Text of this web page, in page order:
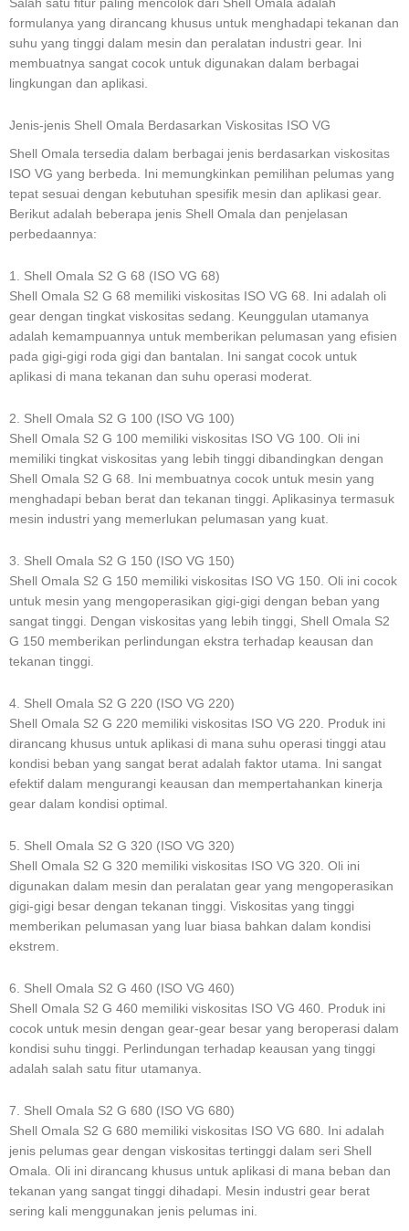
Salah satu fitur paling mencolok dari Shell Omala adalah
formulanya yang dirancang khusus untuk menghadapi tekanan dan
suhu yang tinggi dalam mesin dan peralatan industri gear. Ini
membuatnya sangat cocok untuk digunakan dalam berbagai
lingkungan dan aplikasi.
Jenis-jenis Shell Omala Berdasarkan Viskositas ISO VG
Shell Omala tersedia dalam berbagai jenis berdasarkan viskositas
ISO VG yang berbeda. Ini memungkinkan pemilihan pelumas yang
tepat sesuai dengan kebutuhan spesifik mesin dan aplikasi gear.
Berikut adalah beberapa jenis Shell Omala dan penjelasan
perbedaannya:
1. Shell Omala S2 G 68 (ISO VG 68)
Shell Omala S2 G 68 memiliki viskositas ISO VG 68. Ini adalah oli
gear dengan tingkat viskositas sedang. Keunggulan utamanya
adalah kemampuannya untuk memberikan pelumasan yang efisien
pada gigi-gigi roda gigi dan bantalan. Ini sangat cocok untuk
aplikasi di mana tekanan dan suhu operasi moderat.
2. Shell Omala S2 G 100 (ISO VG 100)
Shell Omala S2 G 100 memiliki viskositas ISO VG 100. Oli ini
memiliki tingkat viskositas yang lebih tinggi dibandingkan dengan
Shell Omala S2 G 68. Ini membuatnya cocok untuk mesin yang
menghadapi beban berat dan tekanan tinggi. Aplikasinya termasuk
mesin industri yang memerlukan pelumasan yang kuat.
3. Shell Omala S2 G 150 (ISO VG 150)
Shell Omala S2 G 150 memiliki viskositas ISO VG 150. Oli ini cocok
untuk mesin yang mengoperasikan gigi-gigi dengan beban yang
sangat tinggi. Dengan viskositas yang lebih tinggi, Shell Omala S2
G 150 memberikan perlindungan ekstra terhadap keausan dan
tekanan tinggi.
4. Shell Omala S2 G 220 (ISO VG 220)
Shell Omala S2 G 220 memiliki viskositas ISO VG 220. Produk ini
dirancang khusus untuk aplikasi di mana suhu operasi tinggi atau
kondisi beban yang sangat berat adalah faktor utama. Ini sangat
efektif dalam mengurangi keausan dan mempertahankan kinerja
gear dalam kondisi optimal.
5. Shell Omala S2 G 320 (ISO VG 320)
Shell Omala S2 G 320 memiliki viskositas ISO VG 320. Oli ini
digunakan dalam mesin dan peralatan gear yang mengoperasikan
gigi-gigi besar dengan tekanan tinggi. Viskositas yang tinggi
memberikan pelumasan yang luar biasa bahkan dalam kondisi
ekstrem.
6. Shell Omala S2 G 460 (ISO VG 460)
Shell Omala S2 G 460 memiliki viskositas ISO VG 460. Produk ini
cocok untuk mesin dengan gear-gear besar yang beroperasi dalam
kondisi suhu tinggi. Perlindungan terhadap keausan yang tinggi
adalah salah satu fitur utamanya.
7. Shell Omala S2 G 680 (ISO VG 680)
Shell Omala S2 G 680 memiliki viskositas ISO VG 680. Ini adalah
jenis pelumas gear dengan viskositas tertinggi dalam seri Shell
Omala. Oli ini dirancang khusus untuk aplikasi di mana beban dan
tekanan yang sangat tinggi dihadapi. Mesin industri gear berat
sering kali menggunakan jenis pelumas ini.